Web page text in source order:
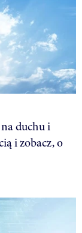
duchu i
i zobacz, o